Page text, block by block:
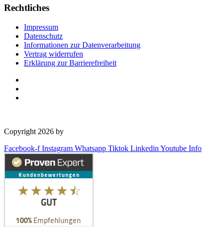
Rechtliches
Impressum
Datenschutz
Informationen zur Datenverarbeitung
Vertrag widerrufen
Erklärung zur Barrierefreiheit
Copyright 2026 by
Facebook-f Instagram Whatsapp Tiktok Linkedin Youtube Info